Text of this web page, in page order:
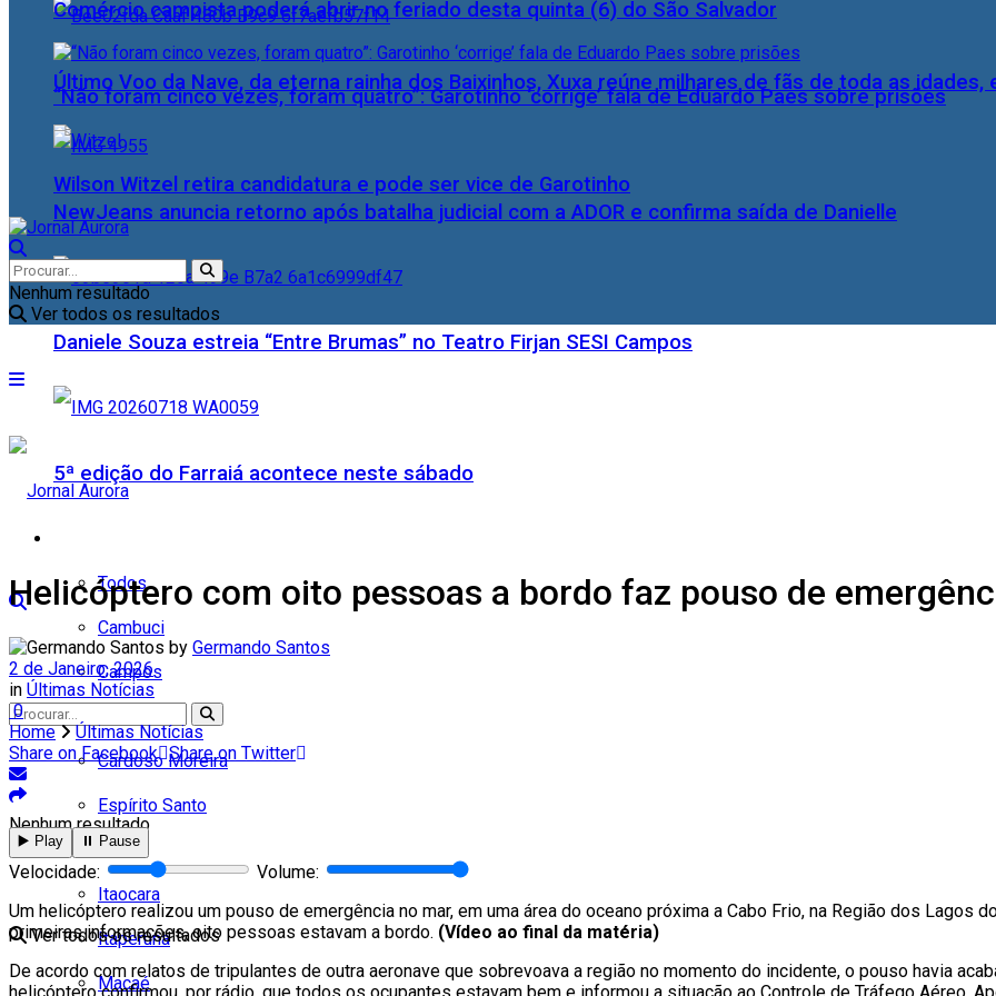
Último Voo da Nave, da eterna rainha dos Baixinhos, Xuxa reúne milhares de fãs de toda as idades,
NewJeans anuncia retorno após batalha judicial com a ADOR e confirma saída de Danielle
Daniele Souza estreia “Entre Brumas” no Teatro Firjan SESI Campos
5ª edição do Farraiá acontece neste sábado
Todos
Cambuci
Campos
Cardoso Moreira
Espírito Santo
Italva
Itaocara
Itaperuna
Macaé
Comércio campista poderá abrir no feriado desta quinta (6) do São Salvador
“Não foram cinco vezes, foram quatro”: Garotinho ‘corrige’ fala de Eduardo Paes sobre prisões
Wilson Witzel retira candidatura e pode ser vice de Garotinho
Nenhum resultado
Ver todos os resultados
Nenhum resultado
Ver todos os resultados
Helicóptero com oito pessoas a bordo faz pouso de
by Germando Santos
2 de Janeiro, 2026
in Últimas Notícias
0
Home
Últimas Notícias
Share on Facebook Share on Twitter
▶️ Play ⏸️ Pause
Velocidade:
Volume:
Um helicóptero realizou um pouso de emergência no mar, em uma área do oceano próxima a Cabo Frio, na Região dos Lagos
primeiras informações, oito pessoas estavam a bordo. (Vídeo ao final da matéria)
De acordo com relatos de tripulantes de outra aeronave que sobrevoava a região no momento do incidente, o pouso havia